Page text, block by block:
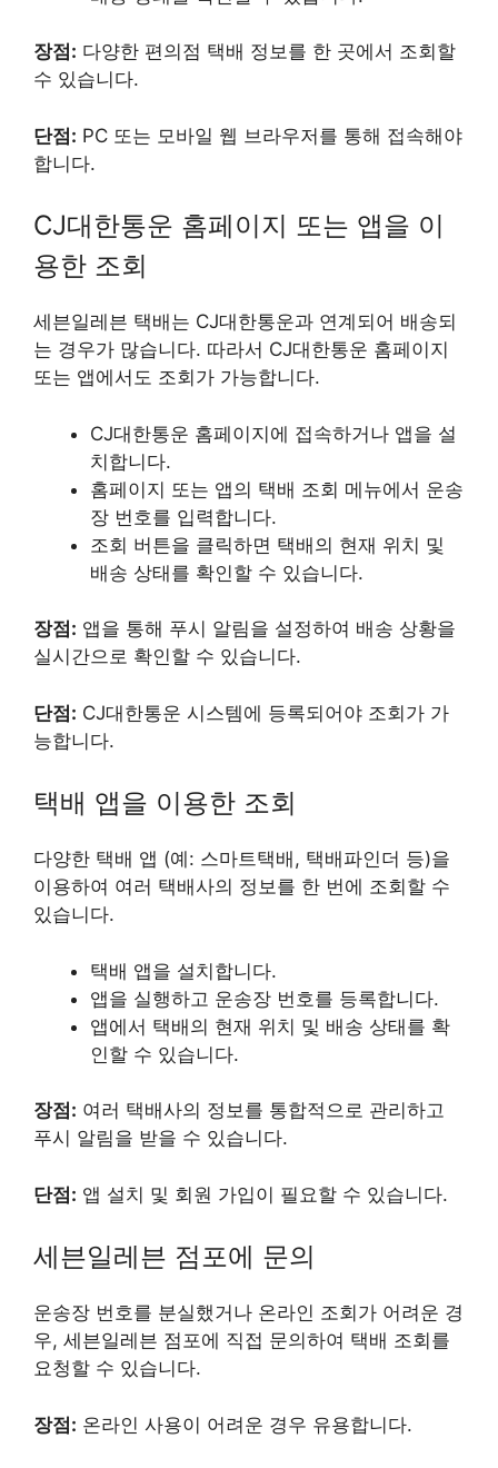
장점: 다양한 편의점 택배 정보를 한 곳에서 조회할
수 있습니다.
단점: PC 또는 모바일 웹 브라우저를 통해 접속해야
합니다.
CJ대한통운 홈페이지 또는 앱을 이
용한 조회
세븐일레븐 택배는 CJ대한통운과 연계되어 배송되
는 경우가 많습니다. 따라서 CJ대한통운 홈페이지
또는 앱에서도 조회가 가능합니다.
CJ대한통운 홈페이지에 접속하거나 앱을 설
치합니다.
홈페이지 또는 앱의 택배 조회 메뉴에서 운송
장 번호를 입력합니다.
조회 버튼을 클릭하면 택배의 현재 위치 및
배송 상태를 확인할 수 있습니다.
장점: 앱을 통해 푸시 알림을 설정하여 배송 상황을
실시간으로 확인할 수 있습니다.
단점: CJ대한통운 시스템에 등록되어야 조회가 가
능합니다.
택배 앱을 이용한 조회
다양한 택배 앱 (예: 스마트택배, 택배파인더 등)을
이용하여 여러 택배사의 정보를 한 번에 조회할 수
있습니다.
택배 앱을 설치합니다.
앱을 실행하고 운송장 번호를 등록합니다.
앱에서 택배의 현재 위치 및 배송 상태를 확
인할 수 있습니다.
장점: 여러 택배사의 정보를 통합적으로 관리하고
푸시 알림을 받을 수 있습니다.
단점: 앱 설치 및 회원 가입이 필요할 수 있습니다.
세븐일레븐 점포에 문의
운송장 번호를 분실했거나 온라인 조회가 어려운 경
우, 세븐일레븐 점포에 직접 문의하여 택배 조회를
요청할 수 있습니다.
장점: 온라인 사용이 어려운 경우 유용합니다.